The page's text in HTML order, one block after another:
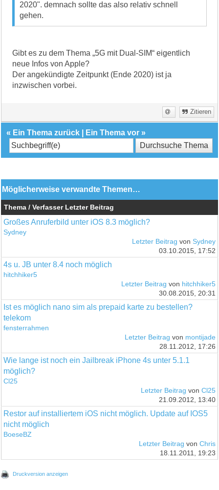
2020". demnach sollte das also relativ schnell
gehen.
Gibt es zu dem Thema „5G mit Dual-SIM“ eigentlich
neue Infos von Apple?
Der angekündigte Zeitpunkt (Ende 2020) ist ja
inzwischen vorbei.
Zitieren
« Ein Thema zurück Ein Thema vor »
Möglicherweise verwandte Themen…
Thema / Verfasser Letzter Beitrag
Großes Anruferbild unter iOS 8.3 möglich?
Sydney
Letzter Beitrag von Sydney
03.10.2015, 17:52
4s u. JB unter 8.4 noch möglich
hitchhiker5
Letzter Beitrag von hitchhiker5
30.08.2015, 20:31
Ist es möglich nano sim als prepaid karte zu bestellen?
telekom
fensterrahmen
Letzter Beitrag von montijade
28.11.2012, 17:26
Wie lange ist noch ein Jailbreak iPhone 4s unter 5.1.1
möglich?
Cl25
Letzter Beitrag von Cl25
21.09.2012, 13:40
Restor auf installiertem iOS nicht möglich. Update auf IOS5
nicht möglich
BoeseBZ
Letzter Beitrag von Chris
18.11.2011, 19:23
Druckversion anzeigen